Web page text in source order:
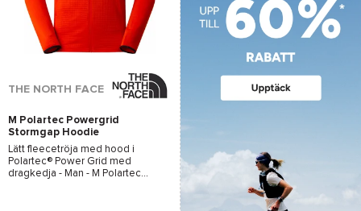
THE NORTH FACE
M Polartec Powergrid
Stormgap Hoodie
Lava Red Iron Clay
Lätt fleecetröja med hood i
Polartec® Power Grid med
dragkedja - Man - M Polartec